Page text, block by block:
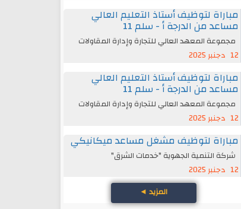
مباراة لتوظيف أستاذ التعليم العالي
مساعد من الدرجة أ - سلم 11
مجموعة المعهد العالي للتجارة وإدارة المقاولات
12 دجنبر 2025
مباراة لتوظيف أستاذ التعليم العالي
مساعد من الدرجة أ - سلم 11
مجموعة المعهد العالي للتجارة وإدارة المقاولات
12 دجنبر 2025
مباراة لتوظيف مشغل مساعد ميكانيكي
شركة التنمية الجهوية "خدمات الشرق"
12 دجنبر 2025
المزيد ◄